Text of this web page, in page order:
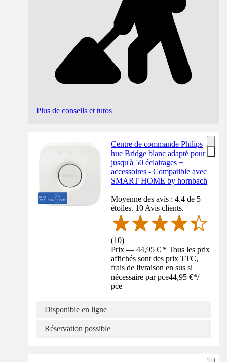
Plus de conseils et tutos
Centre de commande Philips
hue Bridge blanc adapté pour
jusqu'à 50 éclairages +
accessoires - Compatible avec
SMART HOME by hornbach
Moyenne des avis : 4.4 de 5
étoiles. 10 Avis clients.
(10)
Prix — 44,95 € * Tous les prix
affichés sont des prix TTC,
frais de livraison en sus si
nécessaire par pce44,95 €*/
pce
Disponible en ligne
Réservation possible